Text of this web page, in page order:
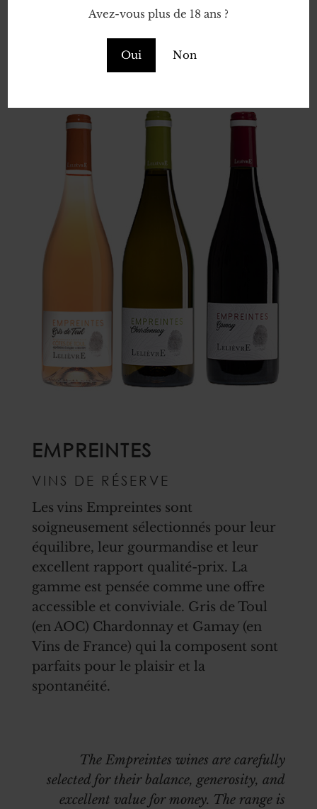
Avez-vous plus de 18 ans ?
Oui Non
Découvrir
EMPREINTES
VINS DE RÉSERVE
Les vins Empreintes sont
soigneusement sélectionnés pour leur
équilibre, leur gourmandise et leur
excellent rapport qualité-prix. La
gamme est pensée comme une offre
accessible et conviviale. Gris de Toul
(en AOC) Chardonnay et Gamay (en
Vins de France) qui la composent sont
parfaits pour le plaisir et la
spontanéité.
The Empreintes wines are carefully
selected for their balance, generosity, and
excellent value for money. The range is